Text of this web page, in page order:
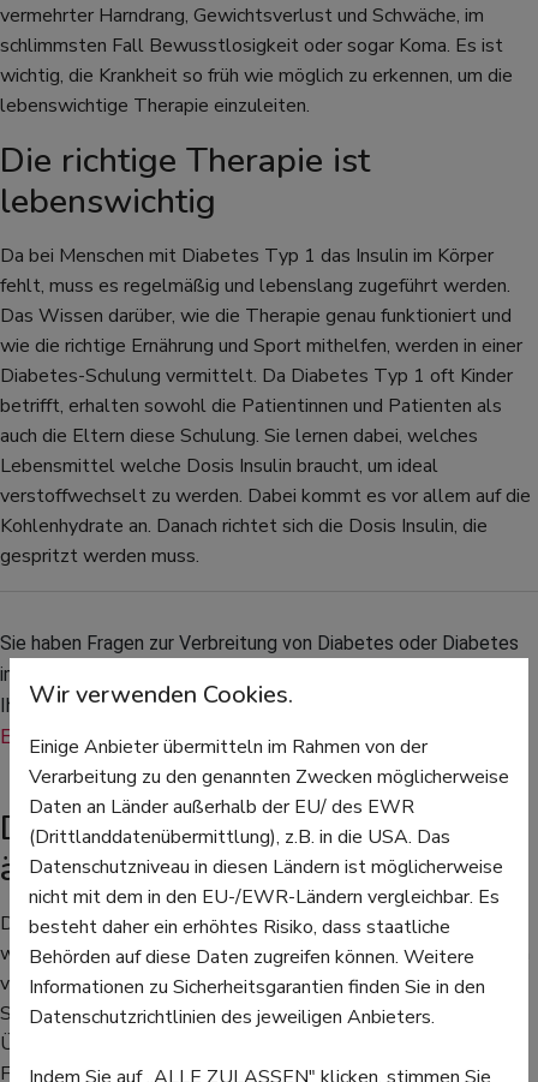
vermehrter Harndrang, Gewichtsverlust und Schwäche, im
schlimmsten Fall Bewusstlosigkeit oder sogar Koma. Es ist
wichtig, die Krankheit so früh wie möglich zu erkennen, um die
lebenswichtige Therapie einzuleiten.
Die richtige Therapie ist
lebenswichtig
Da bei Menschen mit Diabetes Typ 1 das Insulin im Körper
fehlt, muss es regelmäßig und lebenslang zugeführt werden.
Das Wissen darüber, wie die Therapie genau funktioniert und
wie die richtige Ernährung und Sport mithelfen, werden in einer
Diabetes-Schulung vermittelt. Da Diabetes Typ 1 oft Kinder
betrifft, erhalten sowohl die Patientinnen und Patienten als
auch die Eltern diese Schulung. Sie lernen dabei, welches
Lebensmittel welche Dosis Insulin braucht, um ideal
verstoffwechselt zu werden. Dabei kommt es vor allem auf die
Kohlenhydrate an. Danach richtet sich die Dosis Insulin, die
gespritzt werden muss.
Sie haben Fragen zur Verbreitung von Diabetes oder Diabetes
im Allgemeinen? Gesundheits-Experten und -Expertinnen aus
Ihrer Region beraten Sie gerne. Hier gelangen Sie zur
Expertensuche.
Diabetes Typ 2 nicht mehr nur bei
älteren Menschen
Diabetes Typ 2 kommt häufiger vor als Diabetes Typ 1 und
wird durch eine mangelhafte Wirkung des Insulins in den Zellen
verursacht. Müdigkeit und großer Durst sind auch hier häufige
Symptome. Risikofaktoren für Diabetes Typ 2 sind
Übergewicht, schlechte Ernährung und zu wenig Bewegung.
Früher wurde Diabetes Typ 2 auch als „Altersdiabetes“
Wir verwenden Cookies.
Einige Anbieter übermitteln im Rahmen von der
Verarbeitung zu den genannten Zwecken möglicherweise
Daten an Länder außerhalb der EU/ des EWR
(Drittlanddatenübermittlung), z.B. in die USA. Das
Datenschutzniveau in diesen Ländern ist möglicherweise
nicht mit dem in den EU-/EWR-Ländern vergleichbar. Es
besteht daher ein erhöhtes Risiko, dass staatliche
Behörden auf diese Daten zugreifen können. Weitere
Informationen zu Sicherheitsgarantien finden Sie in den
Datenschutzrichtlinien des jeweiligen Anbieters.
Indem Sie auf „ALLE ZULASSEN" klicken, stimmen Sie